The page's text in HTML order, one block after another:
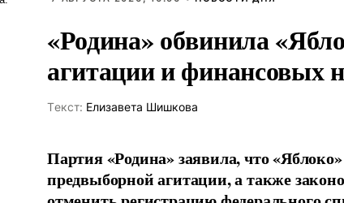
«Родина» обвинила
агитации и финансовых
Tекст: Елизавета Шишкова
Партия «Родина» заявила, что
предвыборной агитации, а также